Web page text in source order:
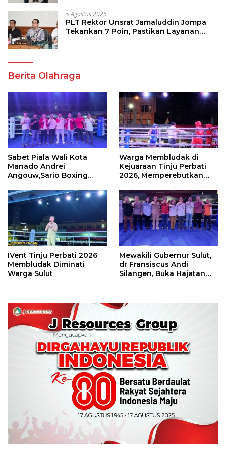
5 Agustus 2026
PLT Rektor Unsrat Jamaluddin Jompa
Tekankan 7 Poin, Pastikan Layanan
Berita Olahraga
Sabet Piala Wali Kota
Manado Andrei
Angouw,Sario Boxing
Perbati 2026
Warga Membludak di
Kejuaraan Tinju Perbati
2026, Memperebutkan
IVent Tinju Perbati 2026
Membludak Diminati
Warga Sulut
Mewakili Gubernur Sulut,
dr Fransiscus Andi
Silangen, Buka Hajatan